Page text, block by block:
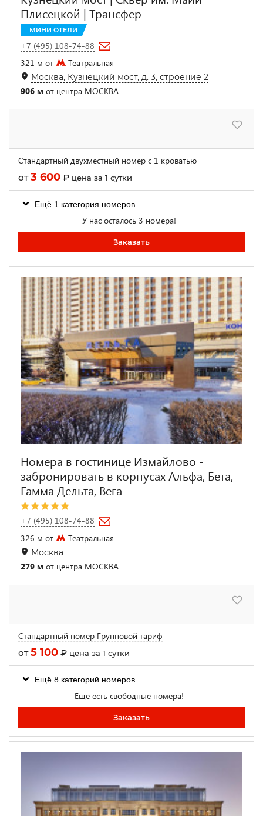
Плисецкой | Трансфер
МИНИ ОТЕЛИ
+7 (495) 108-74-88
321 м от
Театральная
Москва, Кузнецкий мост, д. 3, строение 2
906 м от центра МОСКВА
Стандартный двухместный номер с 1 кроватью
от3 600 ₽ цена за 1 сутки
Ещё 1 категория номеров
У нас осталось 3 номера!
Заказать
Номера в гостинице Измайлово -
забронировать в корпусах Альфа, Бета,
Гамма Дельта, Вега
+7 (495) 108-74-88
326 м от
Театральная
Москва
279 м от центра МОСКВА
Стандартный номер Групповой тариф
от5 100 ₽ цена за 1 сутки
Ещё 8 категорий номеров
Ещё есть свободные номера!
Заказать